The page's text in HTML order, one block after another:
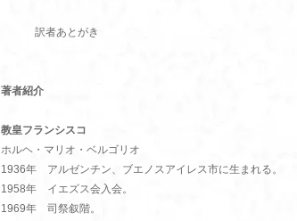
訳者あとがき
著者紹介
教皇フランシスコ
ホルヘ・マリオ・ベルゴリオ
1936年 アルゼンチン、ブエノスアイレス市に生まれる。
1958年 イエズス会入会。
1969年 司祭叙階。